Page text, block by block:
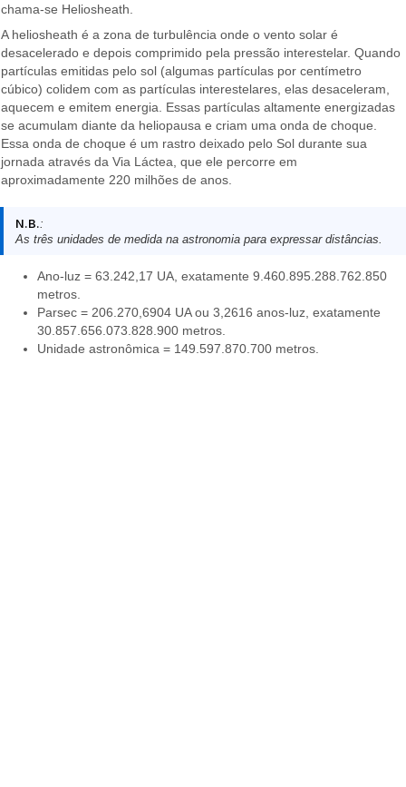
chama-se Heliosheath.
A heliosheath é a zona de turbulência onde o vento solar é
desacelerado e depois comprimido pela pressão interestelar. Quando
partículas emitidas pelo sol (algumas partículas por centímetro
cúbico) colidem com as partículas interestelares, elas desaceleram,
aquecem e emitem energia. Essas partículas altamente energizadas
se acumulam diante da heliopausa e criam uma onda de choque.
Essa onda de choque é um rastro deixado pelo Sol durante sua
jornada através da Via Láctea, que ele percorre em
aproximadamente 220 milhões de anos.
N.B.:
As três unidades de medida na astronomia para expressar distâncias.
Ano-luz = 63.242,17 UA, exatamente 9.460.895.288.762.850
metros.
Parsec = 206.270,6904 UA ou 3,2616 anos-luz, exatamente
30.857.656.073.828.900 metros.
Unidade astronômica = 149.597.870.700 metros.